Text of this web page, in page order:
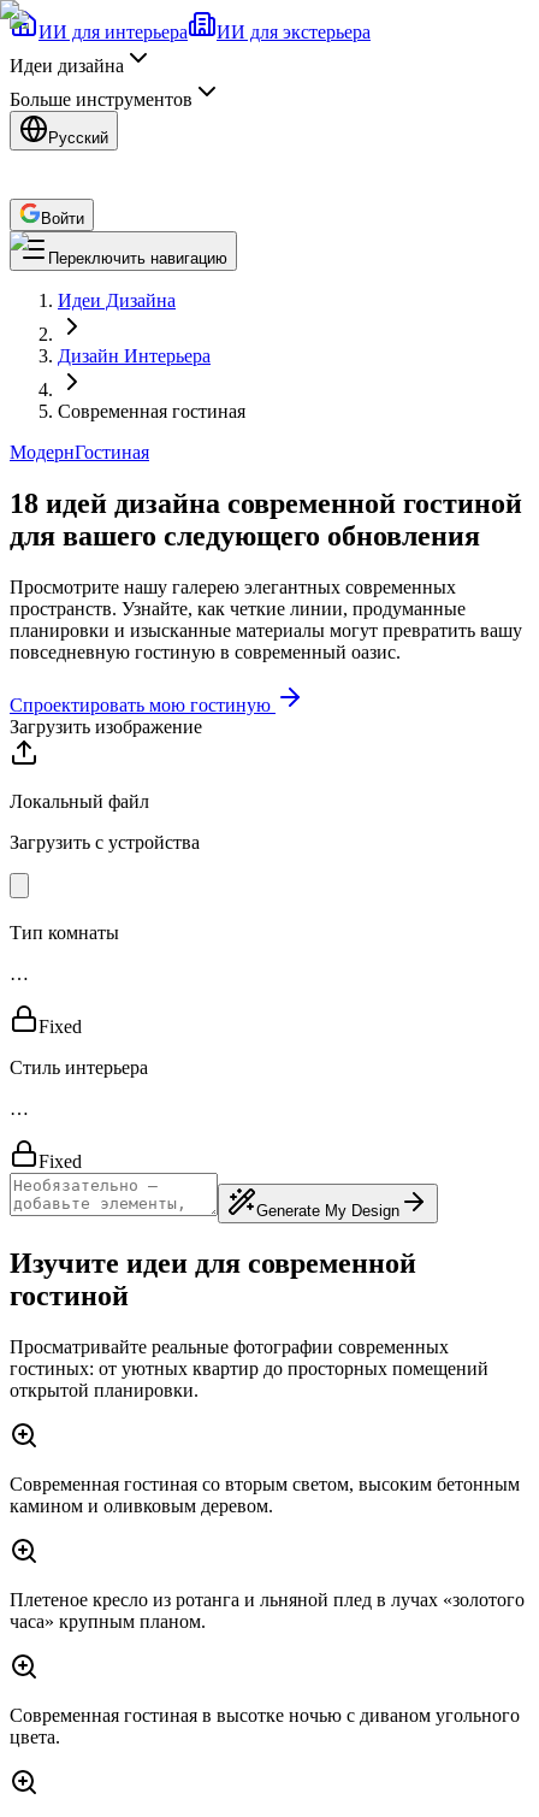
ИИ для интерьера
ИИ для экстерьера
Идеи дизайна
Больше инструментов
Русский
Войти
Переключить навигацию
Идеи Дизайна
Дизайн Интерьера
Современная гостиная
МодернГостиная
18 идей дизайна современной гостиной
для вашего следующего обновления
Просмотрите нашу галерею элегантных современных
пространств. Узнайте, как четкие линии, продуманные
планировки и изысканные материалы могут превратить вашу
повседневную гостиную в современный оазис.
Спроектировать мою гостиную
Загрузить изображение
Локальный файл
Загрузить с устройства
Тип комнаты
…
Fixed
Стиль интерьера
…
Fixed
Generate My Design
Изучите идеи для современной
гостиной
Просматривайте реальные фотографии современных
гостиных: от уютных квартир до просторных помещений
открытой планировки.
Современная гостиная со вторым светом, высоким бетонным
камином и оливковым деревом.
Плетеное кресло из ротанга и льняной плед в лучах «золотого
часа» крупным планом.
Современная гостиная в высотке ночью с диваном угольного
цвета.